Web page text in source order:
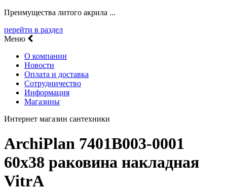
Преимущества литого акрила ...
перейти в раздел
Меню
О компании
Новости
Оплата и доставка
Сотрудничество
Информация
Магазины
Интернет магазин сантехники
ArchiPlan 7401B003-0001
60х38 раковина накладная
VitrA